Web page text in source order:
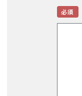
必須